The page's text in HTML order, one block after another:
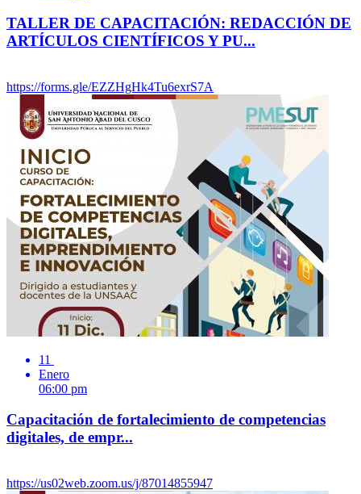
TALLER DE CAPACITACIÓN: REDACCIÓN DE
ARTÍCULOS CIENTÍFICOS Y PU...
https://forms.gle/EZZHgHk4Tu6exrS7A
11
Enero
06:00 pm
Capacitación de fortalecimiento de competencias
digitales, de empr...
https://us02web.zoom.us/j/87014855947